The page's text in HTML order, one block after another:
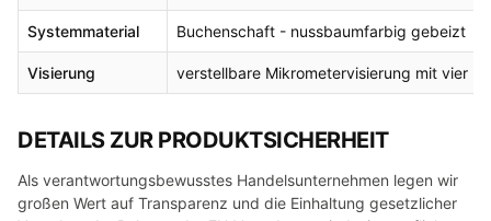
Systemmaterial Buchenschaft - nussbaumfarbig gebeizt
Visierung verstellbare Mikrometervisierung mit vier
DETAILS ZUR PRODUKTSICHERHEIT
Als verantwortungsbewusstes Handelsunternehmen legen wir
großen Wert auf Transparenz und die Einhaltung gesetzlicher